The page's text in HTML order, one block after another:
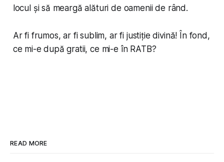
locul și să meargă alături de oamenii de rând.
Ar fi frumos, ar fi sublim, ar fi justiție divină! În fond,
ce mi-e după gratii, ce mi-e în RATB?
READ MORE